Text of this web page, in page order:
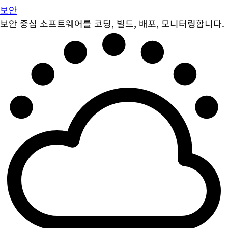
보안
보안 중심 소프트웨어를 코딩, 빌드, 배포, 모니터링합니다.